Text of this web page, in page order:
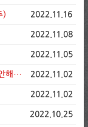
) 2022.11.16
2022.11.08
2022.11.05
요 2022.11.02
2022.11.02
2022.10.25